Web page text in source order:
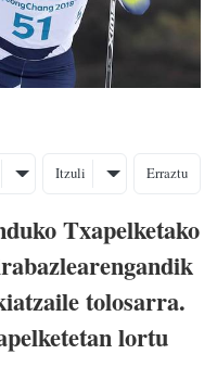
Itzuli Erraztu
Txapelketako
tolosarra.
lortu